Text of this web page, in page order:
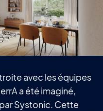
avec les équipes
a été imaginé,
Systonic. Cette